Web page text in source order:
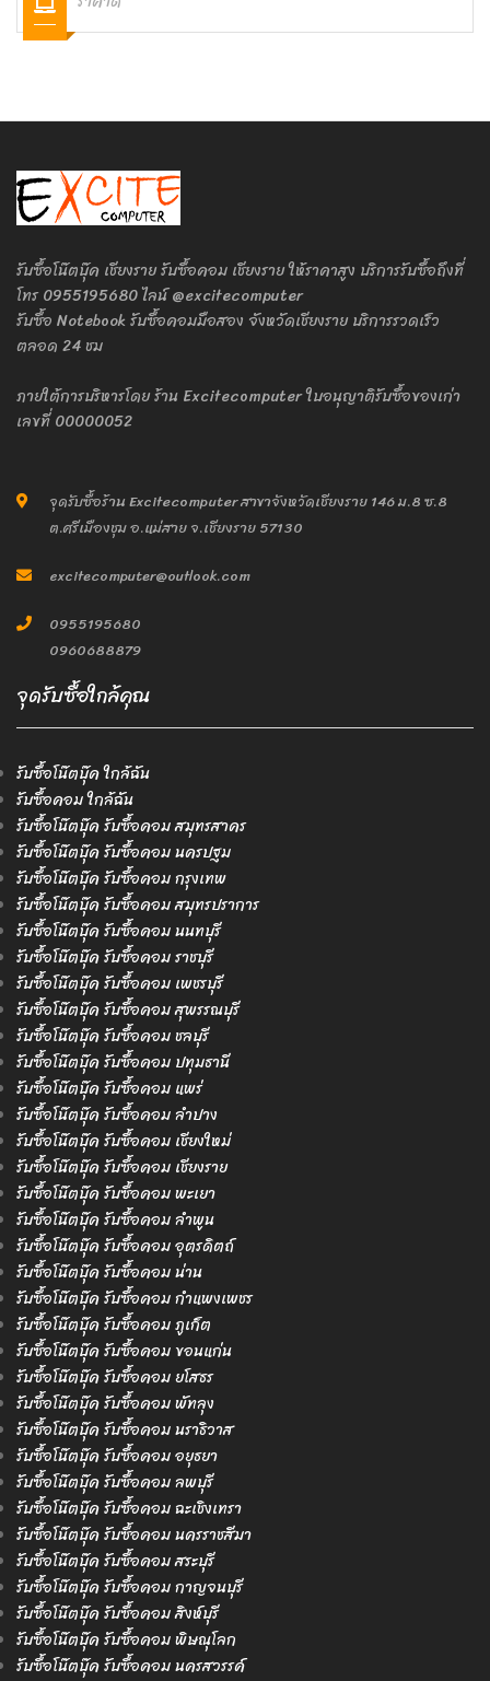
รับซื้อโน๊ตบุ๊ค เชียงราย รับซื้อคอม เชียงราย ให้ราคาสูง บริการรับซื้อถึงที่
โทร 0955195680 ไลน์ @excitecomputer
รับซื้อ Notebook รับซื้อคอมมือสอง จังหวัดเชียงราย บริการรวดเร็ว
ตลอด 24 ชม
ภายใต้การบริหารโดย ร้าน Excitecomputer ใบอนุญาติรับซื้อของเก่า
เลขที่ 00000052
จุดรับซื้อร้าน Excitecomputer สาขาจังหวัดเชียงราย 146 ม.8 ซ.8
ต.ศรีเมืองชุม อ.แม่สาย จ.เชียงราย 57130
excitecomputer@outlook.com
0955195680
0960688879
จุดรับซื้อใกล้คุณ
รับซื้อโน๊ตบุ๊ค ใกล้ฉัน
รับซื้อคอม ใกล้ฉัน
รับซื้อโน๊ตบุ๊ค รับซื้อคอม สมุทรสาคร
รับซื้อโน๊ตบุ๊ค รับซื้อคอม นครปฐม
รับซื้อโน๊ตบุ๊ค รับซื้อคอม กรุงเทพ
รับซื้อโน๊ตบุ๊ค รับซื้อคอม สมุทรปราการ
รับซื้อโน๊ตบุ๊ค รับซื้อคอม นนทบุรี
รับซื้อโน๊ตบุ๊ค รับซื้อคอม ราชบุรี
รับซื้อโน๊ตบุ๊ค รับซื้อคอม เพชรบุรี
รับซื้อโน๊ตบุ๊ค รับซื้อคอม สุพรรณบุรี
รับซื้อโน๊ตบุ๊ค รับซื้อคอม ชลบุรี
รับซื้อโน๊ตบุ๊ค รับซื้อคอม ปทุมธานี
รับซื้อโน๊ตบุ๊ค รับซื้อคอม แพร่
รับซื้อโน๊ตบุ๊ค รับซื้อคอม ลำปาง
รับซื้อโน๊ตบุ๊ค รับซื้อคอม เชียงใหม่
รับซื้อโน๊ตบุ๊ค รับซื้อคอม เชียงราย
รับซื้อโน๊ตบุ๊ค รับซื้อคอม พะเยา
รับซื้อโน๊ตบุ๊ค รับซื้อคอม ลำพูน
รับซื้อโน๊ตบุ๊ค รับซื้อคอม อุตรดิตถ์
รับซื้อโน๊ตบุ๊ค รับซื้อคอม น่าน
รับซื้อโน๊ตบุ๊ค รับซื้อคอม กำแพงเพชร
รับซื้อโน๊ตบุ๊ค รับซื้อคอม ภูเก็ต
รับซื้อโน๊ตบุ๊ค รับซื้อคอม ขอนแก่น
รับซื้อโน๊ตบุ๊ค รับซื้อคอม ยโสธร
รับซื้อโน๊ตบุ๊ค รับซื้อคอม พัทลุง
รับซื้อโน๊ตบุ๊ค รับซื้อคอม นราธิวาส
รับซื้อโน๊ตบุ๊ค รับซื้อคอม อยุธยา
รับซื้อโน๊ตบุ๊ค รับซื้อคอม ลพบุรี
รับซื้อโน๊ตบุ๊ค รับซื้อคอม ฉะเชิงเทรา
รับซื้อโน๊ตบุ๊ค รับซื้อคอม นครราชสีมา
รับซื้อโน๊ตบุ๊ค รับซื้อคอม สระบุรี
รับซื้อโน๊ตบุ๊ค รับซื้อคอม กาญจนบุรี
รับซื้อโน๊ตบุ๊ค รับซื้อคอม สิงห์บุรี
รับซื้อโน๊ตบุ๊ค รับซื้อคอม พิษณุโลก
รับซื้อโน๊ตบุ๊ค รับซื้อคอม นครสวรรค์